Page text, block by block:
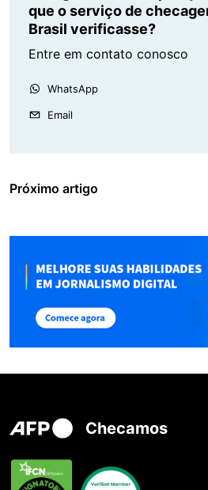
que o serviço de
Brasil verificasse?
Entre em contato conosco
WhatsApp
Email
Próximo artigo
Checamos